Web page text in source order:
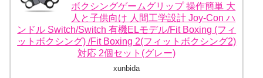
ボクシングゲームグリップ 操作簡単 大
人と子供向け 人間工学設計 Joy-Con ハ
ンドル Switch/Switch 有機ELモデル/Fit Boxing (フィ
ットボクシング) /Fit Boxing 2(フィットボクシング2)
対応 2個セット(グレー)
xunbida